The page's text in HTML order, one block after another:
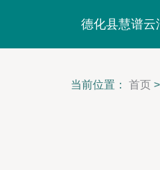
德化县慧谱云
当前位置： 首页 >